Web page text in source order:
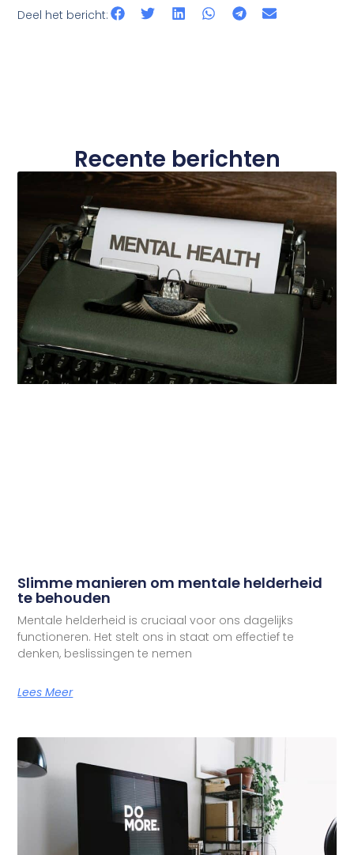
Deel het bericht:
Recente berichten
Slimme manieren om mentale helderheid
te behouden
Mentale helderheid is cruciaal voor ons dagelijks
functioneren. Het stelt ons in staat om effectief te
denken, beslissingen te nemen
Lees Meer